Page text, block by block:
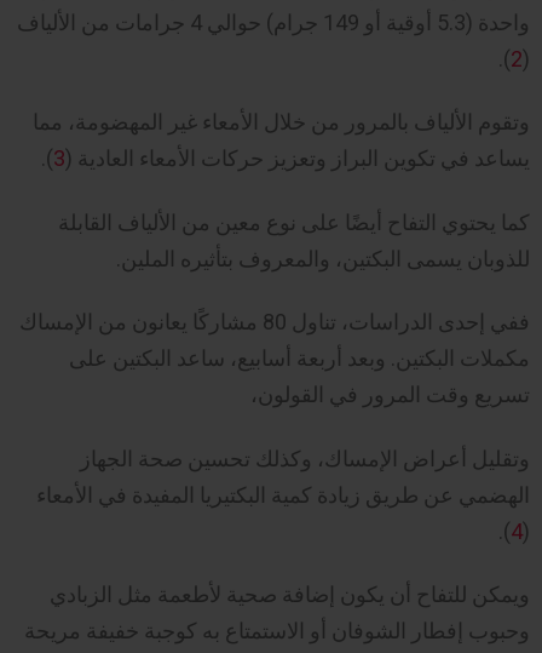
واحدة (5.3 أوقية أو 149 جرام) حوالي 4 جرامات من الألياف
(
2
).
وتقوم الألياف بالمرور من خلال الأمعاء غير المهضومة، مما
يساعد في تكوين البراز وتعزيز حركات الأمعاء العادية (3
).
كما يحتوي التفاح أيضًا على نوع معين من الألياف القابلة
للذوبان يسمى البكتين، والمعروف بتأثيره الملين.
ففي إحدى الدراسات، تناول 80 مشاركًا يعانون من الإمساك
مكملات البكتين. وبعد أربعة أسابيع، ساعد البكتين على
تسريع وقت المرور في القولون،
وتقليل أعراض الإمساك، وكذلك تحسين صحة الجهاز
الهضمي عن طريق زيادة كمية البكتيريا المفيدة في الأمعاء
(
4
).
ويمكن للتفاح أن يكون إضافة صحية لأطعمة مثل الزبادي
وحبوب إفطار الشوفان أو الاستمتاع به كوجبة خفيفة مريحة